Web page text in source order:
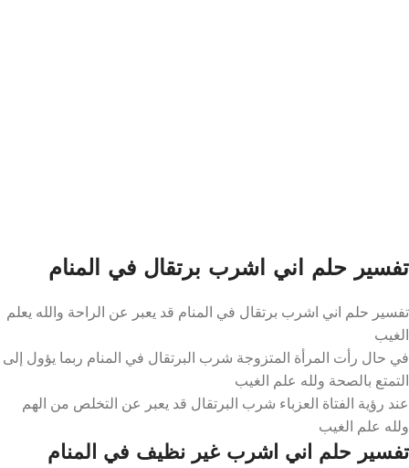
تفسير حلم اني اشرب برتقال في المنام
تفسير حلم اني اشرب برتقال في المنام قد يعبر عن الراحة والله يعلم
الغيب
في حال رأت المرأة المتزوجة شرب البرتقال في المنام ربما يؤول إلى
التمتع بالصحة ولله علم الغيب
عند رؤية الفتاة العزباء شرب البرتقال قد يعبر عن التخلص من الهم
ولله علم الغيب
تفسير حلم اني اشرب غير نظيف في المنام